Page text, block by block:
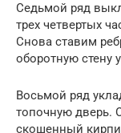
Седьмой ряд
трех четвертых
Снова ставим
оборотную стену
Восьмой ряд
топочную дверь.
скошенный